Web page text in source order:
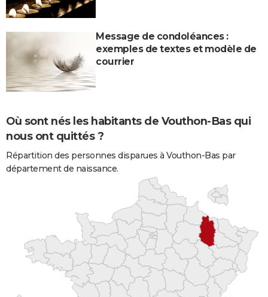
Message de condoléances :
exemples de textes et modèle de
courrier
Où sont nés les habitants de Vouthon-Bas qui
nous ont quittés ?
Répartition des personnes disparues à Vouthon-Bas par
département de naissance.